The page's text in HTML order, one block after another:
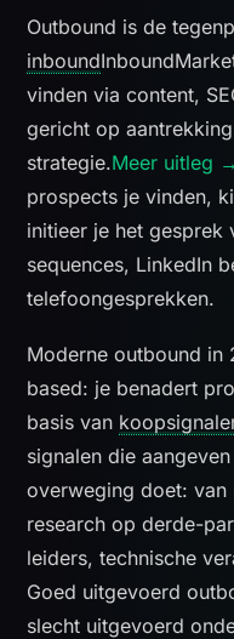
Outbound is de
inboundInbound
vinden via content,
gericht op
strategie.Meer uitleg →
prospects je vinden,
initieer je het gesprek
sequences, LinkedIn
telefoongesprekken.
Moderne outbound
based: je benadert
basis van
signalen die
overweging doet:
research op derde-
leiders, technische
Goed uitgevoerd
slecht uitgevoerd